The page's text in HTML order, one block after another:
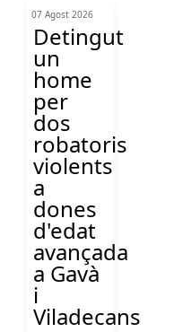
07 Agost 2026
Detingut
un
home
per
dos
robatoris
violents
a
dones
d'edat
avançada
a Gavà
i
Viladecans